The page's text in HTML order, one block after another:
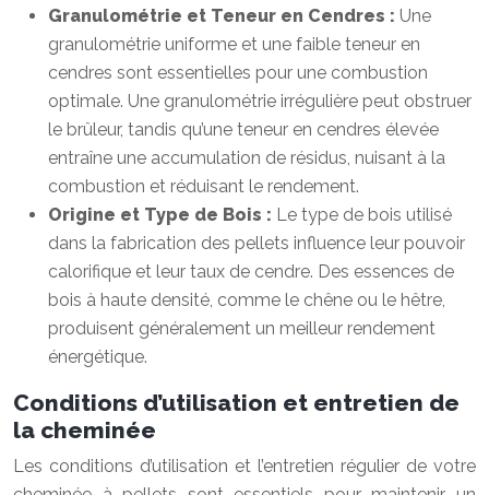
Granulométrie et Teneur en Cendres : Une
granulométrie uniforme et une faible teneur en
cendres sont essentielles pour une combustion
optimale. Une granulométrie irrégulière peut obstruer
le brûleur, tandis qu’une teneur en cendres élevée
entraîne une accumulation de résidus, nuisant à la
combustion et réduisant le rendement.
Origine et Type de Bois : Le type de bois utilisé
dans la fabrication des pellets influence leur pouvoir
calorifique et leur taux de cendre. Des essences de
bois à haute densité, comme le chêne ou le hêtre,
produisent généralement un meilleur rendement
énergétique.
Conditions d’utilisation et entretien de
la cheminée
Les conditions d’utilisation et l’entretien régulier de votre